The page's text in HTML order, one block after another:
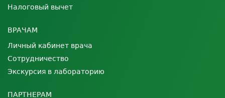
Налоговый вычет
ВРАЧАМ
Личный кабинет врача
Сотрудничество
Экскурсия в лабораторию
ПАРТНЕРАМ